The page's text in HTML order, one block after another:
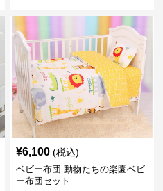
¥6,100 (税込)
ベビー布団 動物たちの楽園ベビ
ー布団セット